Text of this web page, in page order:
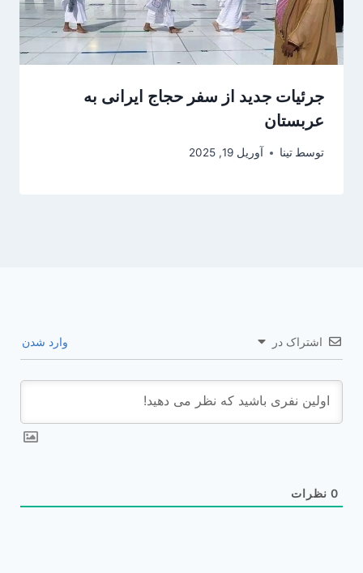
جرئیات جدید از سفر حجاج ایرانی به
عربستان
توسط تینا آوریل 19, 2025
اشتراک در وارد شدن
0 نظرات